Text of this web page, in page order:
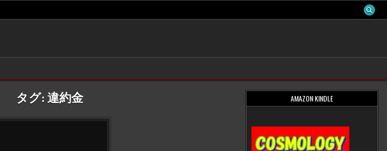
タグ:違約金 AMAZON KINDLE